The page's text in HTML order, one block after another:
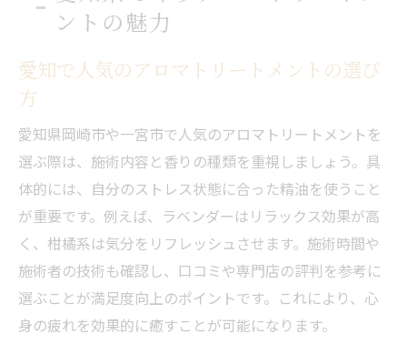
ストレス解消に役立つ香りの選び方と実践
法
香りとともに彩る心豊かなライフスタイル
アロマトリートメントと香水作りで癒しを
体感
リフレッシュアロママッサージと新しい香
り体験
愛知の香水作り体験がもたらす自分だけの
香り
カップルや友人と楽しむ香水作りのポイン
ト
ントの魅力
愛知で人気のアロマトリートメントの選び
方
愛知県岡崎市や一宮市で人気のアロマトリートメントを
選ぶ際は、施術内容と香りの種類を重視しましょう。具
体的には、自分のストレス状態に合った精油を使うこと
が重要です。例えば、ラベンダーはリラックス効果が高
く、柑橘系は気分をリフレッシュさせます。施術時間や
施術者の技術も確認し、口コミや専門店の評判を参考に
選ぶことが満足度向上のポイントです。これにより、心
身の疲れを効果的に癒すことが可能になります。